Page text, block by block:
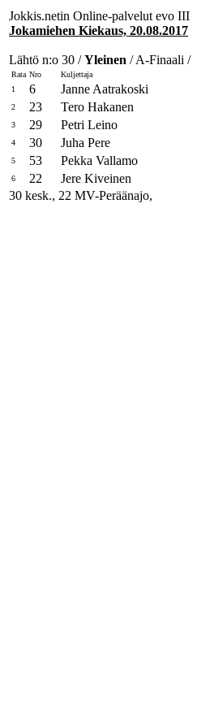
Jokkis.netin Online-palvelut evo III
Jokamiehen Kiekaus, 20.08.2017
Lähtö n:o 30 /Yleinen / A-Finaali /
Rata Nro Kuljettaja
1
6 Janne Aatrakoski
2 23 Tero Hakanen
3 29 Petri Leino
4 30 Juha Pere
5 53 Pekka Vallamo
6 22 Jere Kiveinen
30 kesk., 22 MV-Peräänajo,